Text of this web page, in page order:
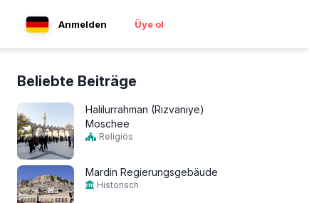
Anmelden Üye ol
Beliebte Beiträge
Halilurrahman (Rızvaniye)
Moschee
Religiös
Mardin Regierungsgebäude
Historisch